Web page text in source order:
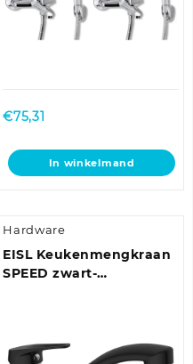
€75,31
In winkelmand
Hardware
EISL Keukenmengkraan
SPEED zwart-